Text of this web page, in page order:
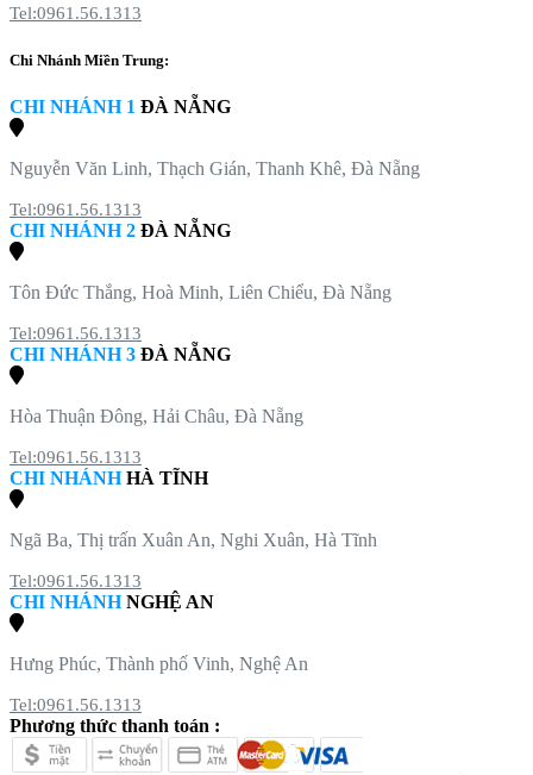
Tel:0961.56.1313
Chi Nhánh Miền Trung:
CHI NHÁNH 1 ĐÀ NẴNG
Nguyễn Văn Linh, Thạch Gián, Thanh Khê, Đà Nẵng
Tel:0961.56.1313
CHI NHÁNH 2 ĐÀ NẴNG
Tôn Đức Thắng, Hoà Minh, Liên Chiểu, Đà Nẵng
Tel:0961.56.1313
CHI NHÁNH 3 ĐÀ NẴNG
Hòa Thuận Đông, Hải Châu, Đà Nẵng
Tel:0961.56.1313
CHI NHÁNHHÀ TĨNH
Ngã Ba, Thị trấn Xuân An, Nghi Xuân, Hà Tĩnh
Tel:0961.56.1313
CHI NHÁNHNGHỆ AN
Hưng Phúc, Thành phố Vinh, Nghệ An
Tel:0961.56.1313
Phương thức thanh toán :